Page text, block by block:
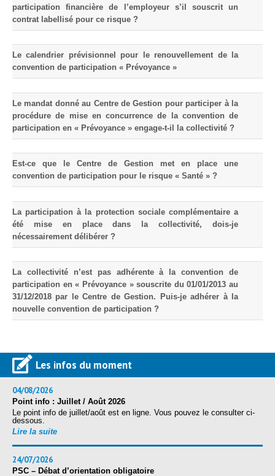
participation financière de l’employeur s’il souscrit un
contrat labellisé pour ce risque ?
Le calendrier prévisionnel pour le renouvellement de la
convention de participation « Prévoyance »
Le mandat donné au Centre de Gestion pour participer à la
procédure de mise en concurrence de la convention de
participation en « Prévoyance » engage-t-il la collectivité ?
Est-ce que le Centre de Gestion met en place une
convention de participation pour le risque « Santé » ?
La participation à la protection sociale complémentaire a
été mise en place dans la collectivité, dois-je
nécessairement délibérer ?
La collectivité n’est pas adhérente à la convention de
participation en « Prévoyance » souscrite du 01/01/2013 au
31/12/2018 par le Centre de Gestion. Puis-je adhérer à la
nouvelle convention de participation ?
Les infos du moment
04/08/2026
Point info : Juillet / Août 2026
Le point info de juillet/août est en ligne. Vous pouvez le consulter ci-
dessous.
Lire la suite
24/07/2026
PSC – Débat d’orientation obligatoire